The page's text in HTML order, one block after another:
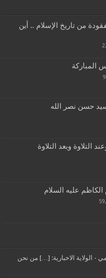
سنة مفقودة من تاريخ الإسلام .. أين
المباركة
حسن نصر الله
التلاوة وبعد التلاوة
الكاظم عليه السلام
- الولاية الاخبارية: […] من نحن